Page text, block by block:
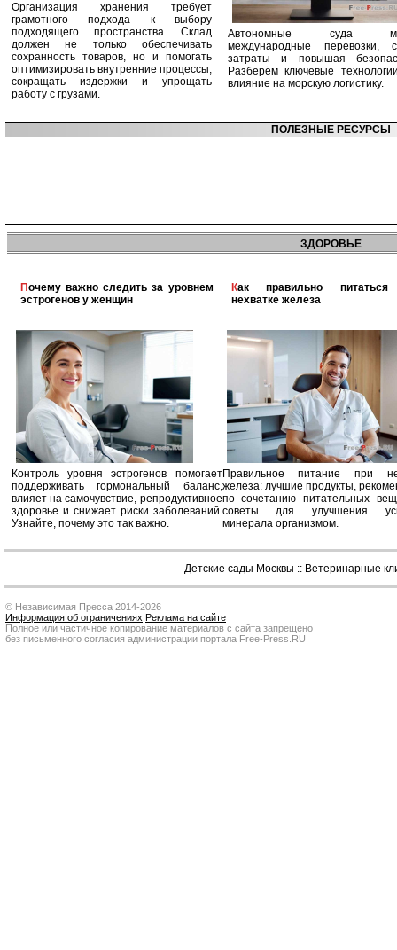
Организация хранения требует
грамотного подхода к выбору
подходящего пространства. Склад
должен не только обеспечивать
сохранность товаров, но и помогать
оптимизировать внутренние процессы,
сокращать издержки и упрощать
работу с грузами.
Автономные суда
международные перевозки,
затраты и повышая
Разберём ключевые
влияние на морскую логистику.
ПОЛЕЗНЫЕ РЕСУРСЫ
ЗДОРОВЬЕ
Почему важно следить за уровнем
эстрогенов у женщин
Контроль уровня эстрогенов помогает
поддерживать гормональный баланс,
влияет на самочувствие, репродуктивное
здоровье и снижает риски заболеваний.
Узнайте, почему это так важно.
Как правильно питаться при
нехватке железа
Правильное питание при
железа: лучшие продукты,
по сочетанию питательных
советы для улучшения
минерала организмом.
Детские сады Москвы :: Ветеринарные
© Независимая Пресса 2014-2026
Информация об ограничениях Реклама на сайте
Полное или частичное копирование материалов с сайта запрещено
без письменного согласия администрации портала Free-Press.RU